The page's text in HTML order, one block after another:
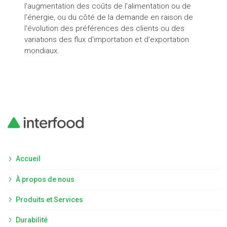
l'augmentation des coûts de l'alimentation ou de
l'énergie, ou du côté de la demande en raison de
l'évolution des préférences des clients ou des
variations des flux d'importation et d'exportation
mondiaux.
Accueil
À propos de nous
Produits et Services
Durabilité